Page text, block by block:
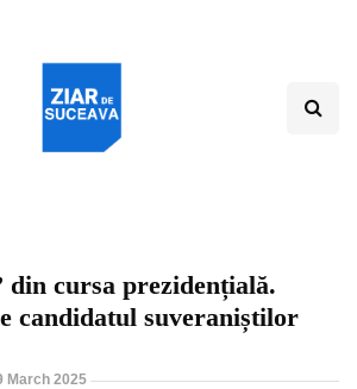
din cursa prezidențială.
candidatul suveraniștilor
March 2025